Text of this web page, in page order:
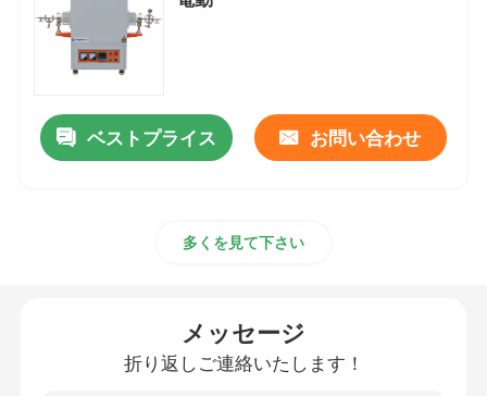
産業用室炉
制御された大気炉
ベストプライス お問い合わせ
多くを見て下さい
メッセージ
折り返しご連絡いたします！